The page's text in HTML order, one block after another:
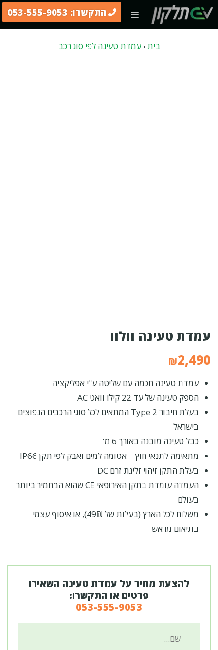
לדלג
לתוכן
תפריט התקשרו: 053-555-9053
בית›עמדת טעינה לפי סוג רכב
עמדת טעינה וולוו
₪2,490
עמדת טעינה חכמה עם שליטה ע"י אפליקציה
הספק טעינה של עד 22 קילו וואט AC
בעלת חיבור Type 2 המתאים לכל סוגי הרכבים הנפוצים
בישראל
כבל טעינה מובנה באורך 6 מ'
מתאימה לתנאי חוץ – אטומה למים ואבק לפי תקן IP66
בעלת התקן זיהוי זליגת זרם DC
העמדה עומדת בתקן האירופאי CE שהוא המחמיר ביותר
בעולם
משלוח לכל הארץ (בעלות של 49₪), או איסוף עצמי
בתיאום מראש
להצעת מחיר על עמדת טעינה השאירו
פרטים או התקשרו:
053-555-9053